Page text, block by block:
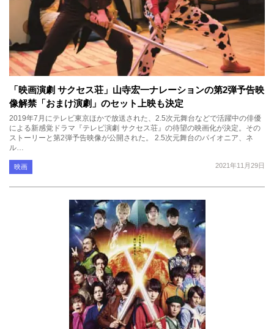
「映画演劇 サクセス荘」山寺宏一ナレーションの第2弾予告映
像解禁「おまけ演劇」のセット上映も決定
2019年7月にテレビ東京ほかで放送された、2.5次元舞台などで活躍中の俳優
による新感覚ドラマ『テレビ演劇 サクセス荘』の待望の映画化が決定。その
ストーリーと第2弾予告映像が公開された。 2.5次元舞台のパイオニア、ネ
ル…
2021年11月29日
映画